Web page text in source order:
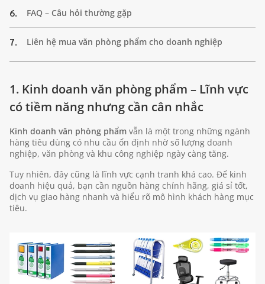
6. FAQ – Câu hỏi thường gặp
7. Liên hệ mua văn phòng phẩm cho doanh nghiệp
1. Kinh doanh văn phòng phẩm – Lĩnh vực
có tiềm năng nhưng cần cân nhắc
Kinh doanh văn phòng phẩm vẫn là một trong những ngành
hàng tiêu dùng có nhu cầu ổn định nhờ số lượng doanh
nghiệp, văn phòng và khu công nghiệp ngày càng tăng.
Tuy nhiên, đây cũng là lĩnh vực cạnh tranh khá cao. Để kinh
doanh hiệu quả, bạn cần nguồn hàng chính hãng, giá sỉ tốt,
dịch vụ giao hàng nhanh và hiểu rõ mô hình khách hàng mục
tiêu.